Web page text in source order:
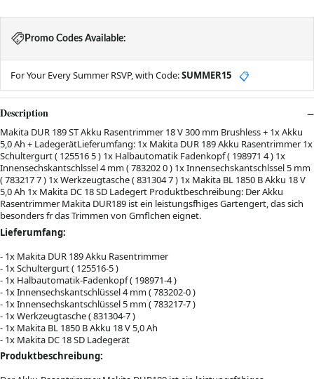
Promo Codes Available:
For Your Every Summer RSVP, with Code:SUMMER15 📋
Description
Makita DUR 189 ST Akku Rasentrimmer 18 V 300 mm Brushless + 1x Akku
5,0 Ah + LadegerätLieferumfang: 1x Makita DUR 189 Akku Rasentrimmer 1x
Schultergurt ( 125516 5 ) 1x Halbautomatik Fadenkopf ( 198971 4 ) 1x
Innensechskantschlssel 4 mm ( 783202 0 ) 1x Innensechskantschlssel 5 mm
( 783217 7 ) 1x Werkzeugtasche ( 831304 7 ) 1x Makita BL 1850 B Akku 18 V
5,0 Ah 1x Makita DC 18 SD Ladegert Produktbeschreibung: Der Akku
Rasentrimmer Makita DUR189 ist ein leistungsfhiges Gartengert, das sich
besonders fr das Trimmen von Grnflchen eignet.
Lieferumfang:
- 1x Makita DUR 189 Akku Rasentrimmer
- 1x Schultergurt ( 125516-5 )
- 1x Halbautomatik-Fadenkopf ( 198971-4 )
- 1x Innensechskantschlüssel 4 mm ( 783202-0 )
- 1x Innensechskantschlüssel 5 mm ( 783217-7 )
- 1x Werkzeugtasche ( 831304-7 )
- 1x Makita BL 1850 B Akku 18 V 5,0 Ah
- 1x Makita DC 18 SD Ladegerät
Produktbeschreibung: